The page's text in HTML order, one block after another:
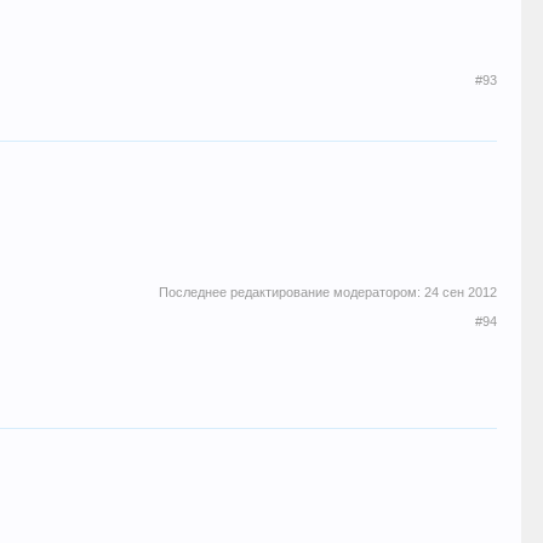
#93
Последнее редактирование модератором: 24 сен 2012
#94